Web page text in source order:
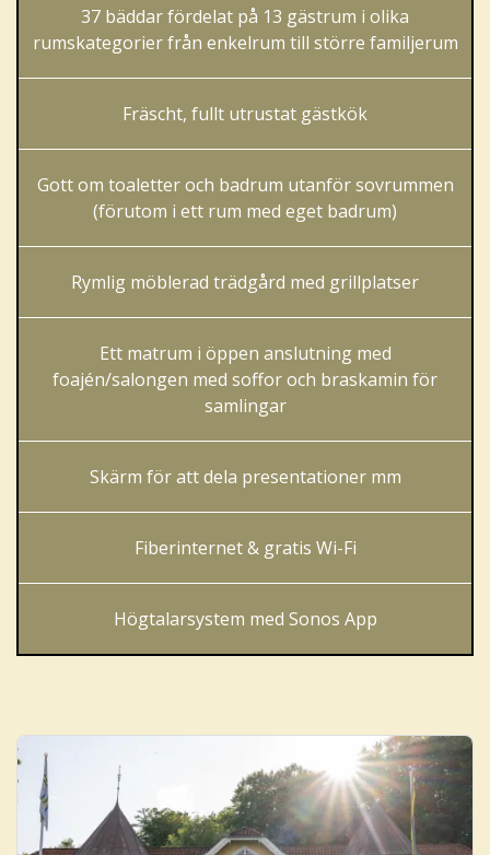
37 bäddar fördelat på 13 gästrum i olika
rumskategorier från enkelrum till större familjerum
Fräscht, fullt utrustat gästkök
Gott om toaletter och badrum utanför sovrummen
(förutom i ett rum med eget badrum)
Rymlig möblerad trädgård med grillplatser
Ett matrum i öppen anslutning med
foajén/salongen med soffor och braskamin för
samlingar
Skärm för att dela presentationer mm
Fiberinternet & gratis Wi-Fi
Högtalarsystem med Sonos App